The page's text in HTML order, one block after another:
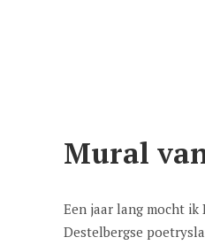
Mural
Een jaar lang mocht ik
Destelbergse